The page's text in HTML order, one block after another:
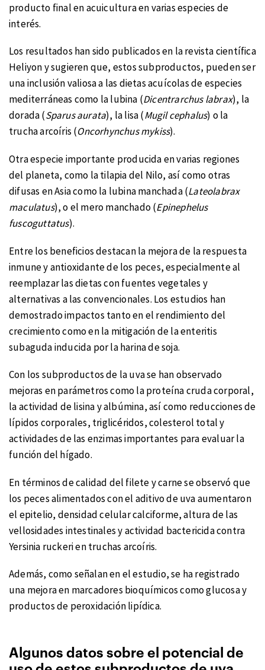
producto final en acuicultura en varias especies de
interés.
Los resultados han sido publicados en la revista científica
Heliyon y sugieren que, estos subproductos, pueden ser
una inclusión valiosa a las dietas acuícolas de especies
mediterráneas como la lubina (Dicentrarchus labrax), la
dorada (Sparus aurata), la lisa (Mugil cephalus) o la
trucha arcoíris (Oncorhynchus mykiss).
Otra especie importante producida en varias regiones
del planeta, como la tilapia del Nilo, así como otras
difusas en Asia como la lubina manchada (Lateolabrax
maculatus), o el mero manchado (Epinephelus
fuscoguttatus).
Entre los beneficios destacan la mejora de la respuesta
inmune y antioxidante de los peces, especialmente al
reemplazar las dietas con fuentes vegetales y
alternativas a las convencionales. Los estudios han
demostrado impactos tanto en el rendimiento del
crecimiento como en la mitigación de la enteritis
subaguda inducida por la harina de soja.
Con los subproductos de la uva se han observado
mejoras en parámetros como la proteína cruda corporal,
la actividad de lisina y albúmina, así como reducciones de
lípidos corporales, triglicéridos, colesterol total y
actividades de las enzimas importantes para evaluar la
función del hígado.
En términos de calidad del filete y carne se observó que
los peces alimentados con el aditivo de uva aumentaron
el epitelio, densidad celular calciforme, altura de las
vellosidades intestinales y actividad bactericida contra
Yersinia ruckeri en truchas arcoíris.
Además, como señalan en el estudio, se ha registrado
una mejora en marcadores bioquímicos como glucosa y
productos de peroxidación lipídica.
Algunos datos sobre el potencial de